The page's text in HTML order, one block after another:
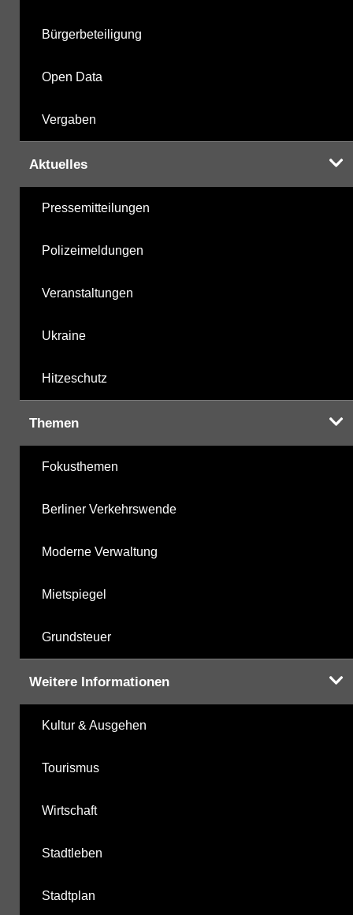
Bürgerbeteiligung
Open Data
Vergaben
Aktuelles
Pressemitteilungen
Polizeimeldungen
Veranstaltungen
Ukraine
Hitzeschutz
Themen
Fokusthemen
Berliner Verkehrswende
Moderne Verwaltung
Mietspiegel
Grundsteuer
Weitere Informationen
Kultur & Ausgehen
Tourismus
Wirtschaft
Stadtleben
Stadtplan